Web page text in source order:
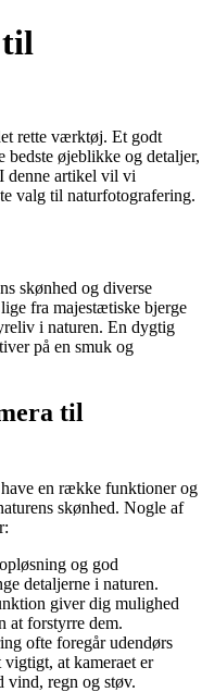
til
rette værktøj. Et godt
bedste øjeblikke og detaljer,
denne artikel vil vi
valg til naturfotografering.
skønhed og diverse
fra majestætiske bjerge
i naturen. En dygtig
på en smuk og
til
en række funktioner og
skønhed. Nogle af
og god
detaljerne i naturen.
giver dig mulighed
at forstyrre dem.
ofte foregår udendørs
at kameraet er
vind, regn og støv.